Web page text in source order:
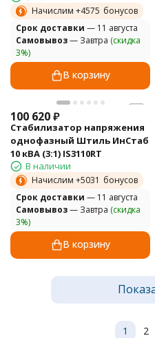
Начислим +4575 бонусов
Cрок доставки — 11 августа
Самовывоз— Завтра (скидка
3%)
В корзину
100 620₽
Стабилизатор напряжения
однофазный Штиль ИнСтаб
10 кВА (3:1) IS3110RT
В наличии
Начислим +5031 бонусов
Cрок доставки — 11 августа
Самовывоз— Завтра (скидка
3%)
В корзину
1 2